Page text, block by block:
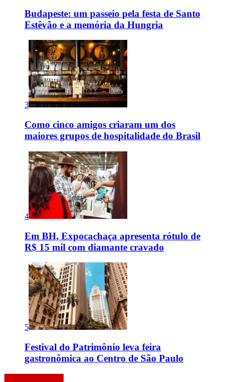
Budapeste: um passeio pela festa de Santo
Estêvão e a memória da Hungria
3
Como cinco amigos criaram um dos
maiores grupos de hospitalidade do Brasil
4
Em BH, Expocachaça apresenta rótulo de
R$ 15 mil com diamante cravado
5
Festival do Patrimônio leva feira
gastronômica ao Centro de São Paulo